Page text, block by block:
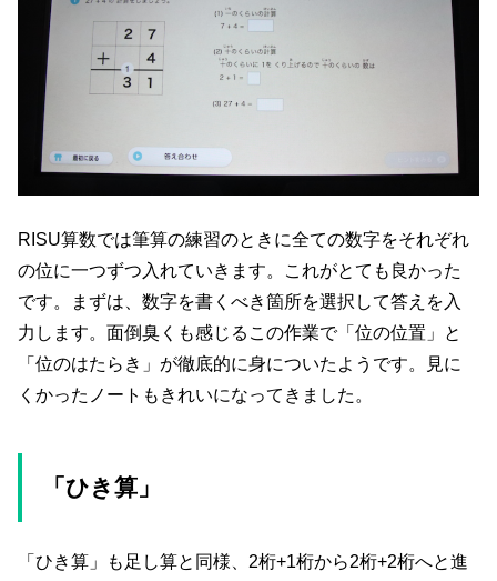
RISU算数では筆算の練習のときに全ての数字をそれぞれ
の位に一つずつ入れていきます。これがとても良かった
です。まずは、数字を書くべき箇所を選択して答えを入
力します。面倒臭くも感じるこの作業で「位の位置」と
「位のはたらき」が徹底的に身についたようです。見に
くかったノートもきれいになってきました。
「ひき算」
「ひき算」も足し算と同様、2桁+1桁から2桁+2桁へと進